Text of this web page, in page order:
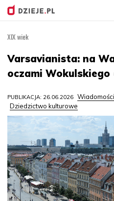
XIX wiek
Varsavianista: na
oczami Wokulskiego
PUBLIKACJA: 26.06.2026 Wiadomości
Dziedzictwo kulturowe